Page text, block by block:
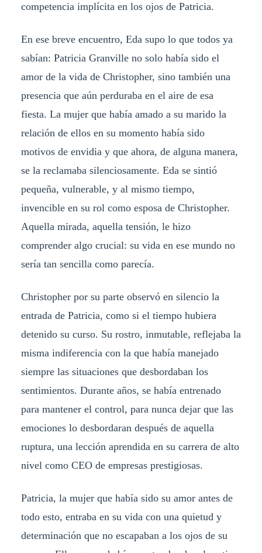
competencia implícita en los ojos de Patricia.
En ese breve encuentro, Eda supo lo que todos ya
sabían: Patricia Granville no solo había sido el
amor de la vida de Christopher, sino también una
presencia que aún perduraba en el aire de esa
fiesta. La mujer que había amado a su marido la
relación de ellos en su momento había sido
motivos de envidia y que ahora, de alguna manera,
se la reclamaba silenciosamente. Eda se sintió
pequeña, vulnerable, y al mismo tiempo,
invencible en su rol como esposa de Christopher.
Aquella mirada, aquella tensión, le hizo
comprender algo crucial: su vida en ese mundo no
sería tan sencilla como parecía.
Christopher por su parte observó en silencio la
entrada de Patricia, como si el tiempo hubiera
detenido su curso. Su rostro, inmutable, reflejaba la
misma indiferencia con la que había manejado
siempre las situaciones que desbordaban los
sentimientos. Durante años, se había entrenado
para mantener el control, para nunca dejar que las
emociones lo desbordaran después de aquella
ruptura, una lección aprendida en su carrera de alto
nivel como CEO de empresas prestigiosas.
Patricia, la mujer que había sido su amor antes de
todo esto, entraba en su vida con una quietud y
determinación que no escapaban a los ojos de su